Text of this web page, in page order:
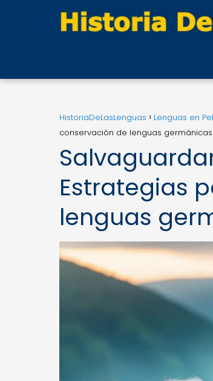
HistoriaDeLasLenguas Lenguas en
conservación de lenguas
Estrategias
lenguas